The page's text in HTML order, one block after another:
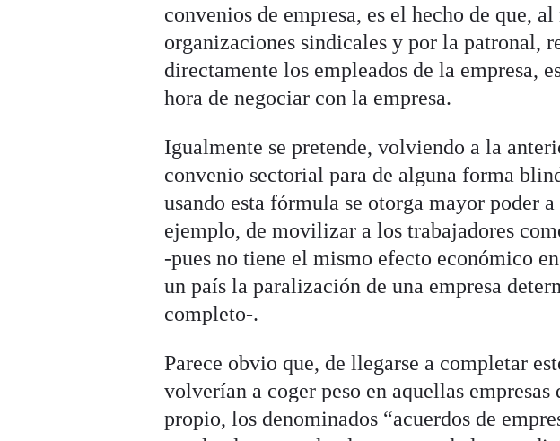
convenios de empresa, es el hecho de que,
organizaciones sindicales y por la patronal,
directamente los empleados de la empresa,
hora de negociar con la empresa.
Igualmente se pretende, volviendo a la
convenio sectorial para de alguna forma
usando esta fórmula se otorga mayor poder
ejemplo, de movilizar a los trabajadores
-pues no tiene el mismo efecto económico
un país la paralización de una empresa
completo-.
Parece obvio que, de llegarse a completar
volverían a coger peso en aquellas
propio, los denominados “acuerdos de